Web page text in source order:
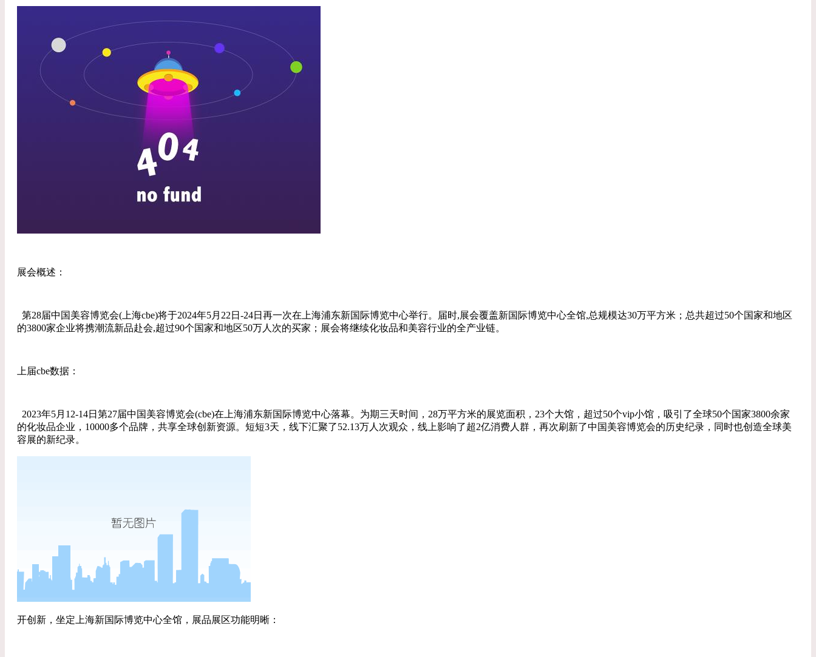
展会概述：
第28届中国美容博览会(上海cbe)将于2024年5月22日-24日再一次在上海浦东新国际博览中心举行。届时,展会覆盖新国际博览中心全馆,总规模达30万平方米；总共超过50个国家和地区
的3800家企业将携潮流新品赴会,超过90个国家和地区50万人次的买家；展会将继续化妆品和美容行业的全产业链。
上届cbe数据：
2023年5月12-14日第27届中国美容博览会(cbe)在上海浦东新国际博览中心落幕。为期三天时间，28万平方米的展览面积，23个大馆，超过50个vip小馆，吸引了全球50个国家3800余家
的化妆品企业，10000多个品牌，共享全球创新资源。短短3天，线下汇聚了52.13万人次观众，线上影响了超2亿消费人群，再次刷新了中国美容博览会的历史纪录，同时也创造全球美
容展的新纪录。
开创新，坐定上海新国际博览中心全馆，展品展区功能明晰：